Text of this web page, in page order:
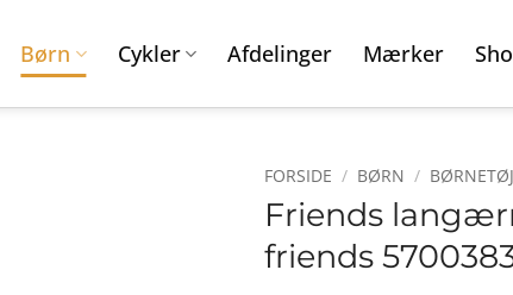
Børn Cykler Afdelinger Mærker
FORSIDE / BØRN /
Friends
friends